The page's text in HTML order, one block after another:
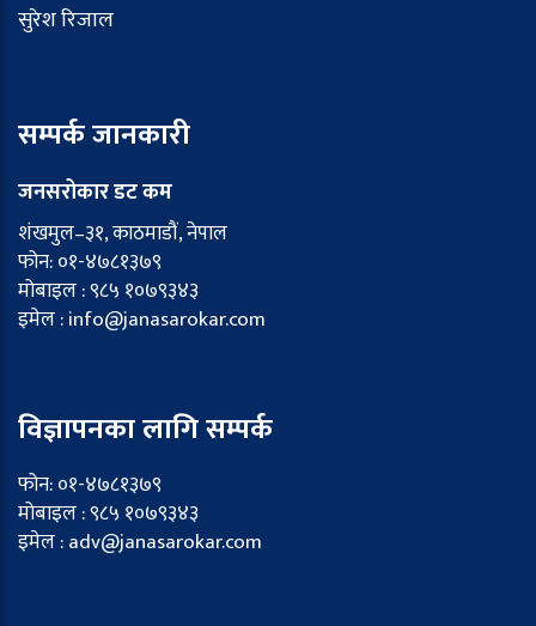
सुरेश रिजाल
सम्पर्क जानकारी
जनसरोकार डट कम
शंखमुल–३१, काठमाडौं, नेपाल
फोन: ०१-४७८१३७९
मोबाइल : ९८५ १०७९३४३
इमेल : info@janasarokar.com
विज्ञापनका लागि सम्पर्क
फोन: ०१-४७८१३७९
मोबाइल : ९८५ १०७९३४३
इमेल : adv@janasarokar.com